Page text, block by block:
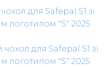
для Safepal S1 зі
логотипом "S" 2025